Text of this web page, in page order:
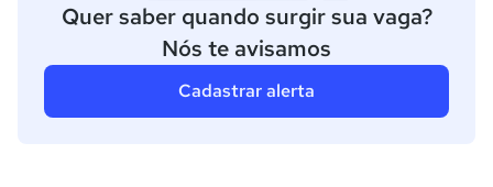
Quer saber quando surgir sua vaga?
Nós te avisamos
Cadastrar alerta